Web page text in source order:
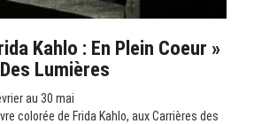
Kahlo : En Plein Coeur »
Lumières
au 30 mai
colorée de Frida Kahlo, aux Carrières des